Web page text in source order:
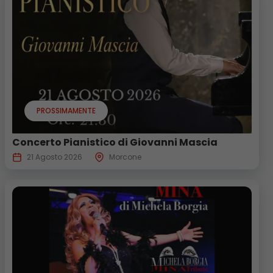
PROSSIMAMENTE
Concerto Pianistico di Giovanni Mascia
21 Agosto 2026 Morcone